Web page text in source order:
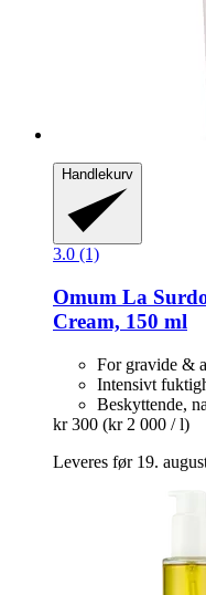
Handlekurv
3.0 (1)
Omum La
Cream, 150 ml
For gravide &
Intensivt
Beskyttende,
kr 300 (kr 2 000 / l)
Leveres før 19.